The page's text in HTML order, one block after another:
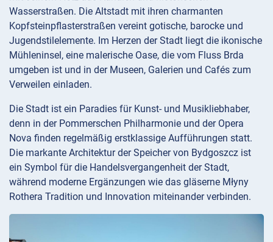
Wasserstraßen. Die Altstadt mit ihren charmanten
Kopfsteinpflasterstraßen vereint gotische, barocke und
Jugendstilelemente. Im Herzen der Stadt liegt die ikonische
Mühleninsel, eine malerische Oase, die vom Fluss Brda
umgeben ist und in der Museen, Galerien und Cafés zum
Verweilen einladen.
Die Stadt ist ein Paradies für Kunst- und Musikliebhaber,
denn in der Pommerschen Philharmonie und der Opera
Nova finden regelmäßig erstklassige Aufführungen statt.
Die markante Architektur der Speicher von Bydgoszcz ist
ein Symbol für die Handelsvergangenheit der Stadt,
während moderne Ergänzungen wie das gläserne Młyny
Rothera Tradition und Innovation miteinander verbinden.